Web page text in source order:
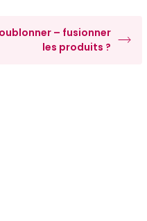
– fusionner
les produits ?